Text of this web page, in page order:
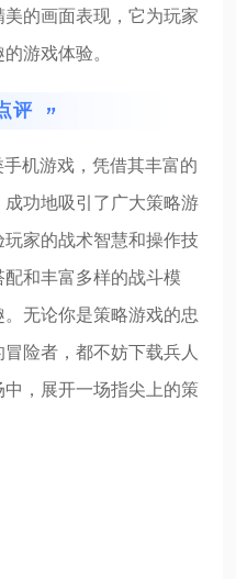
的画面表现，它为玩家
游戏体验。
评
机游戏，凭借其丰富的
功地吸引了广大策略游
家的战术智慧和操作技
和丰富多样的战斗模
无论你是策略游戏的忠
险者，都不妨下载兵人
，展开一场指尖上的策